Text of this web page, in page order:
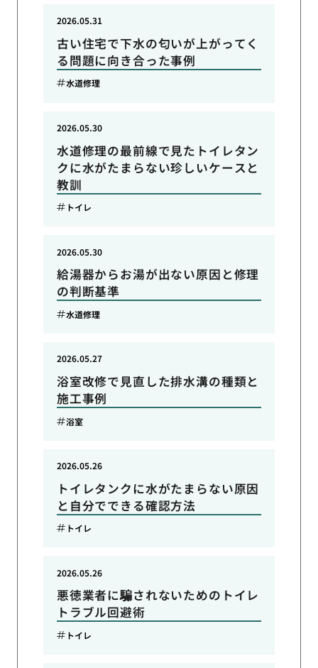
古い住宅で下水の匂いが上がってく
る問題に向き合った事例
2026.05.31
水道修理
水道修理の最前線で見たトイレタン
クに水がたまらない珍しいケースと
教訓
2026.05.30
トイレ
給湯器からお湯が出ない原因と修理
の判断基準
2026.05.30
水道修理
浴室改修で見直した排水溝の種類と
施工事例
2026.05.27
浴室
トイレタンクに水がたまらない原因
と自分でできる確認方法
2026.05.26
トイレ
悪徳業者に騙されないためのトイレ
トラブル回避術
2026.05.26
トイレ